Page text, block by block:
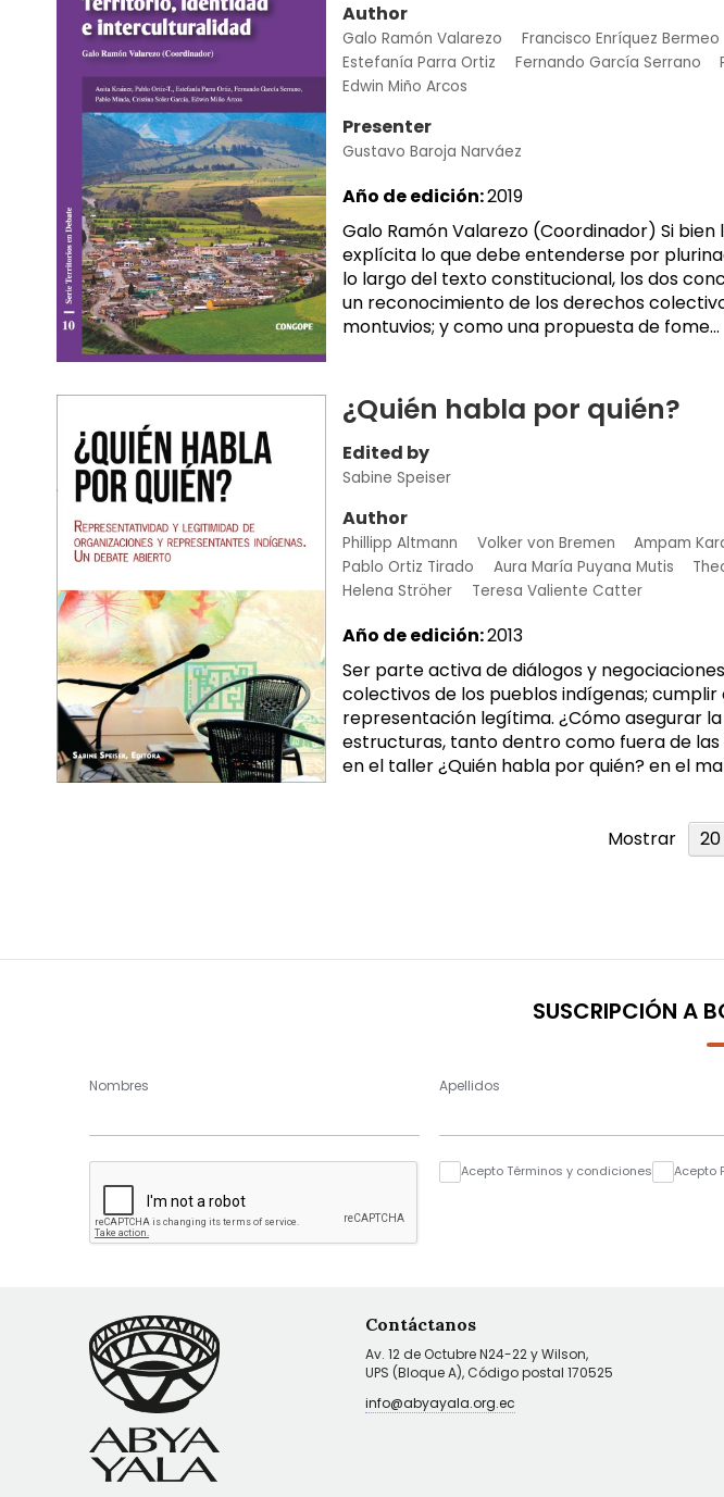
Author
Galo Ramón Valarezo Francisco Enríquez Bermeo
Estefanía Parra Ortiz
Fernando García Serrano
Edwin Miño Arcos
Presenter
Gustavo Baroja Narváez
Año de edición:2019
Galo Ramón Valarezo (Coordinador) Si
explícita lo que debe entenderse por
lo largo del texto constitucional, los dos
un reconocimiento de los derechos
montuvios; y como una propuesta de fome...
¿Quién habla por quién?
Edited by
Sabine Speiser
Author
Phillipp Altmann Volker von Bremen Ampam
Pablo Ortiz Tirado
Aura María Puyana Mutis
Helena Ströher
Teresa Valiente Catter
Año de edición:2013
Ser parte activa de diálogos y
colectivos de los pueblos indígenas;
representación legítima. ¿Cómo asegurar
estructuras, tanto dentro como fuera de
en el taller ¿Quién habla por quién? en el
Mostrar
SUSCRIPCIÓN A
Nombres Apellidos
Acepto Términos y condiciones Acepto
Contáctanos
Av. 12 de Octubre N24-22 y Wilson,
UPS (Bloque A), Código postal 170525
info@abyayala.org.ec